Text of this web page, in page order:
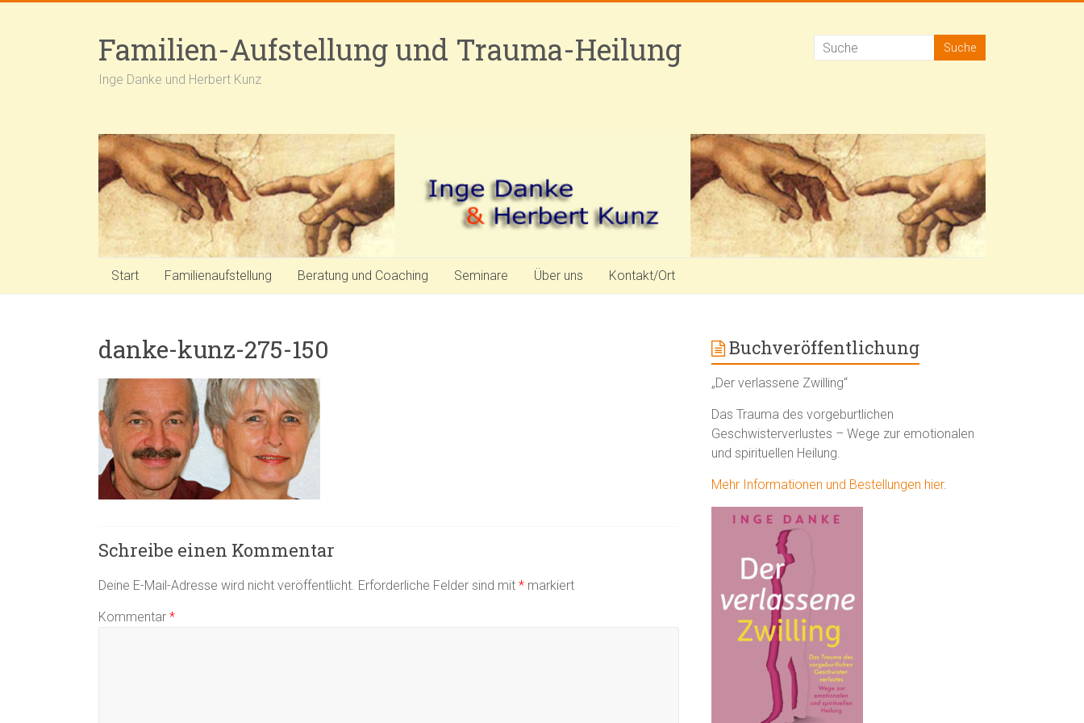
Familien-Aufstellung und Trauma-Heilung
Inge Danke und Herbert Kunz
Start Familienaufstellung Beratung und Coaching Seminare Über uns Kontakt/Ort
danke-kunz-275-150
Schreibe einen Kommentar
Deine E-Mail-Adresse wird nicht veröffentlicht. Erforderliche Felder sind mit * markiert
Kommentar *
Buchveröffentlichung
„Der verlassene Zwilling“
Das Trauma des vorgeburtlichen
Geschwisterverlustes – Wege zur emotionalen
und spirituellen Heilung.
Mehr Informationen und Bestellungen hier.